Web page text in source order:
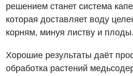
решением станет система
которая доставляет воду
корням, минуя листву и плоды.
Хорошие результаты даёт
обработка растений